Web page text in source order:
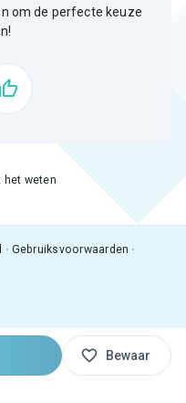
Bewaar
om de perfecte keuze
het weten
Gebruiksvoorwaarden